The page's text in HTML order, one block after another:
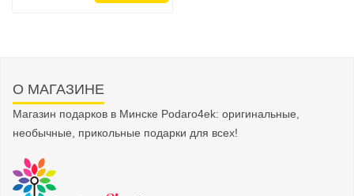
О МАГАЗИНЕ
Магазин подарков в Минске Podaro4ek: оригинальные,
необычные, прикольные подарки для всех!